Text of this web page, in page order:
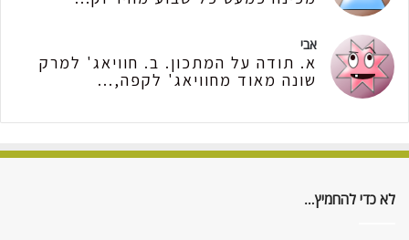
אבי
א. תודה על המתכון. ב. חוויאג' למרק
שונה מאוד מחוויאג' לקפה,...
לא כדי להחמיץ…